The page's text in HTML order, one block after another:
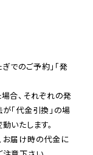
ぎでのご予約」「発
合、それぞれの発
「代金引換」の場
お届け時の代金に